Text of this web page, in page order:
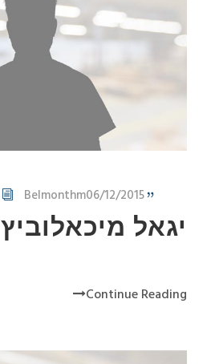
06/12/2015
Belmonthm
יגאל מיכאלוביץ
Continue Reading